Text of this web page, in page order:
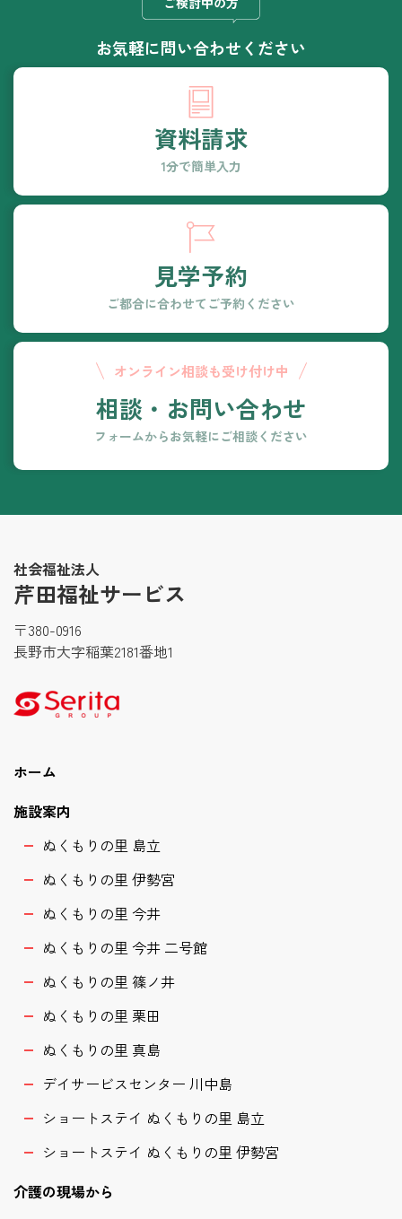
お気軽に問い合わせください
資料請求
1分で簡単入力
見学予約
ご都合に合わせて ご予約ください
オンライン相談も受け付け中
相談 ・ お問い合わせ
フォームからお気軽にご相談ください
社会福祉法人
芹田福祉サービス
〒380-0916
長野市大字稲葉2181番地1
ホーム
施設案内
ぬくもりの里 島立
ぬくもりの里 伊勢宮
ぬくもりの里 今井
ぬくもりの里 今井 二号館
ぬくもりの里 篠ノ井
ぬくもりの里 栗田
ぬくもりの里 真島
デイサービスセンター 川中島
ショートステイ ぬくもりの里 島立
ショートステイ ぬくもりの里 伊勢宮
介護の現場から